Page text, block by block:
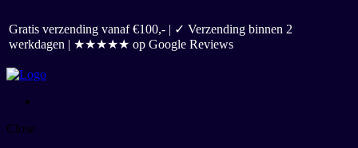
Gratis verzending vanaf €100,- | ✓ Verzending binnen 2
werkdagen | ★★★★★ op Google Reviews
Close